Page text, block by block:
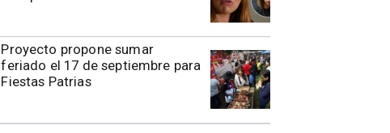
Proyecto propone sumar
feriado el 17 de septiembre para
Fiestas Patrias